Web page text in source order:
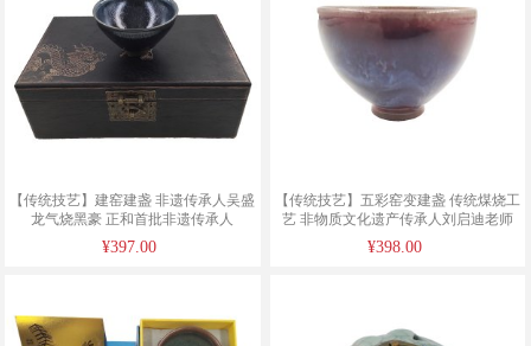
【传统技艺】建窑建盏 非遗传承人吴盛
龙气烧黑豪 正和首批非遗传承人
¥397.00
【传统技艺】五彩窑变建盏 传统煤烧工
艺 非物质文化遗产传承人刘启迪老师
¥398.00